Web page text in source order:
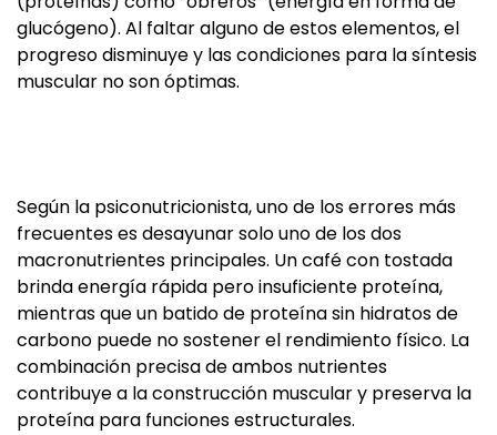
glucógeno). Al faltar alguno de estos elementos, el
progreso disminuye y las condiciones para la síntesis
muscular no son óptimas.
Según la psiconutricionista, uno de los errores más
frecuentes es desayunar solo uno de los dos
macronutrientes principales. Un café con tostada
brinda energía rápida pero insuficiente proteína,
mientras que un batido de proteína sin hidratos de
carbono puede no sostener el rendimiento físico. La
combinación precisa de ambos nutrientes
contribuye a la construcción muscular y preserva la
proteína para funciones estructurales.